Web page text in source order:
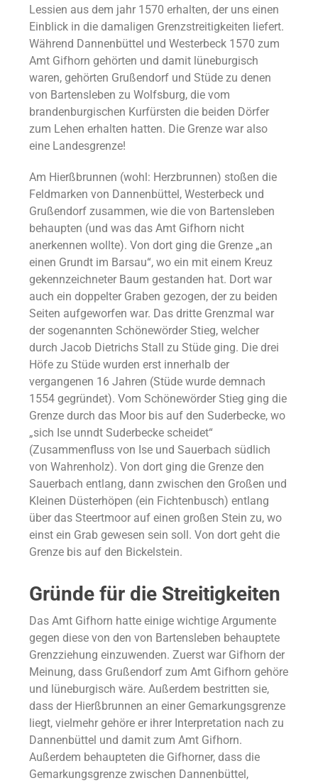
Lessien aus dem jahr 1570 erhalten, der uns einen
Einblick in die damaligen Grenzstreitigkeiten liefert.
Während Dannenbüttel und Westerbeck 1570 zum
Amt Gifhorn gehörten und damit lüneburgisch
waren, gehörten Grußendorf und Stüde zu denen
von Bartensleben zu Wolfsburg, die vom
brandenburgischen Kurfürsten die beiden Dörfer
zum Lehen erhalten hatten. Die Grenze war also
eine Landesgrenze!
Am Hierßbrunnen (wohl: Herzbrunnen) stoßen die
Feldmarken von Dannenbüttel, Westerbeck und
Grußendorf zusammen, wie die von Bartensleben
behaupten (und was das Amt Gifhorn nicht
anerkennen wollte). Von dort ging die Grenze „an
einen Grundt im Barsau“, wo ein mit einem Kreuz
gekennzeichneter Baum gestanden hat. Dort war
auch ein doppelter Graben gezogen, der zu beiden
Seiten aufgeworfen war. Das dritte Grenzmal war
der sogenannten Schönewörder Stieg, welcher
durch Jacob Dietrichs Stall zu Stüde ging. Die drei
Höfe zu Stüde wurden erst innerhalb der
vergangenen 16 Jahren (Stüde wurde demnach
1554 gegründet). Vom Schönewörder Stieg ging die
Grenze durch das Moor bis auf den Suderbecke, wo
„sich Ise unndt Suderbecke scheidet“
(Zusammenfluss von Ise und Sauerbach südlich
von Wahrenholz). Von dort ging die Grenze den
Sauerbach entlang, dann zwischen den Großen und
Kleinen Düsterhöpen (ein Fichtenbusch) entlang
über das Steertmoor auf einen großen Stein zu, wo
einst ein Grab gewesen sein soll. Von dort geht die
Grenze bis auf den Bickelstein.
Gründe für die Streitigkeiten
Das Amt Gifhorn hatte einige wichtige Argumente
gegen diese von den von Bartensleben behauptete
Grenzziehung einzuwenden. Zuerst war Gifhorn der
Meinung, dass Grußendorf zum Amt Gifhorn gehöre
und lüneburgisch wäre. Außerdem bestritten sie,
dass der Hierßbrunnen an einer Gemarkungsgrenze
liegt, vielmehr gehöre er ihrer Interpretation nach zu
Dannenbüttel und damit zum Amt Gifhorn.
Außerdem behaupteten die Gifhorner, dass die
Gemarkungsgrenze zwischen Dannenbüttel,